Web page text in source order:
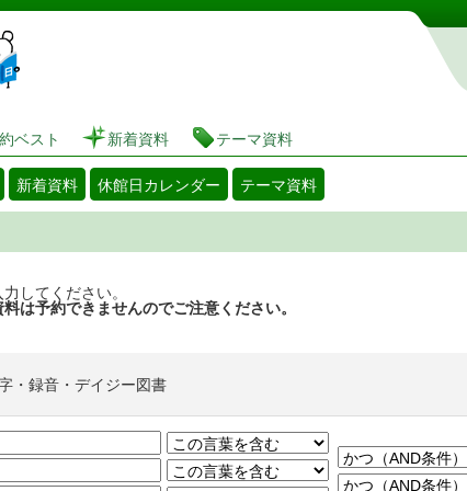
図書館 蔵書検索・予約システム
ベスト 新着資料 テーマ資料
新着資料 休館日カレンダー テーマ資料
してください。
は予約できませんのでご注意ください。
・録音・デイジー図書